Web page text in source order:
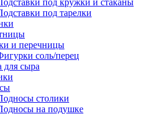
под кружки и стаканы
под тарелки
и перечницы
соль/перец
для сыра
столики
на подушке